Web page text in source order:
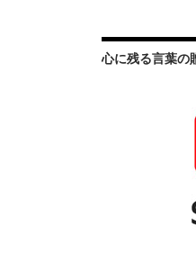
心に残る言葉の